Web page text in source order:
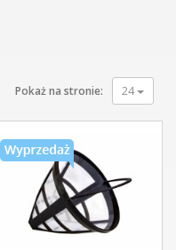
Pokaż na stronie: 24